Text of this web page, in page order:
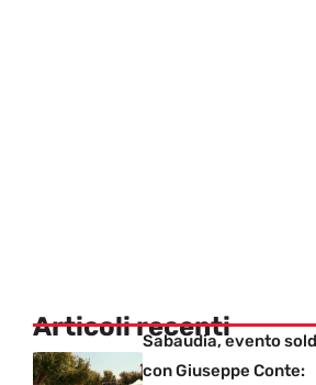
Articoli recenti
Sabaudia, evento
con Giuseppe Conte: